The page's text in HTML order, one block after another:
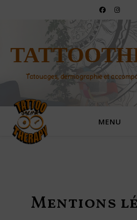
Tatouages, dermographie et
MENU
Mentions